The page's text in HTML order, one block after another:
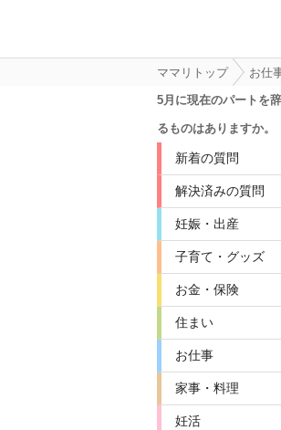
ママリトップ
お仕
5月に現在のパートを
るものはありますか。
新着の質問
解決済みの質問
妊娠・出産
子育て・グッズ
お金・保険
住まい
お仕事
家事・料理
妊活